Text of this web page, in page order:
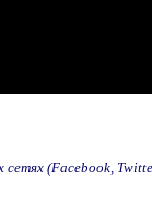
(Facebook,